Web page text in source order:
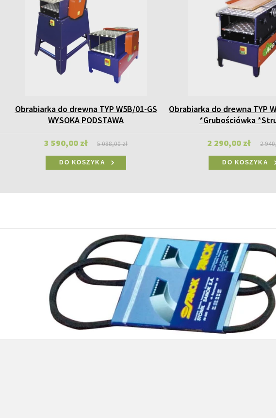
Obrabiarka do drewna TYP W5B/01-GS
WYSOKA PODSTAWA
3 590,00 zł 5 088,00 zł
DO KOSZYKA
Obrabiarka do drewna TYP
*Grubościówka
2 290,00 zł 2
DO KOSZYKA